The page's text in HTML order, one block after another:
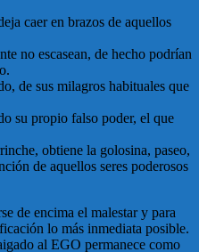
caer en brazos de aquellos
no escasean, de hecho podrían
de sus milagros habituales que
su propio falso poder, el que
obtiene la golosina, paseo,
de aquellos seres poderosos
de encima el malestar y para
lo más inmediata posible.
al EGO permanece como